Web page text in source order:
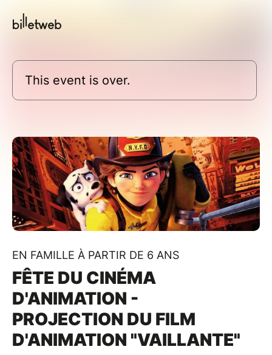
This event is over.
EN FAMILLE À PARTIR DE 6 ANS
FÊTE DU CINÉMA
D'ANIMATION -
PROJECTION DU FILM
D'ANIMATION "VAILLANTE"